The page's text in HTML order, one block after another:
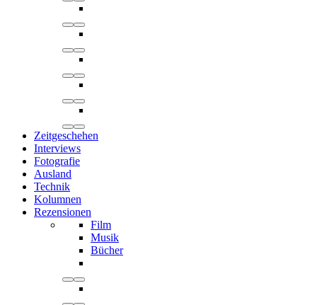
Zeitgeschehen
Interviews
Fotografie
Ausland
Technik
Kolumnen
Rezensionen
Film
Musik
Bücher